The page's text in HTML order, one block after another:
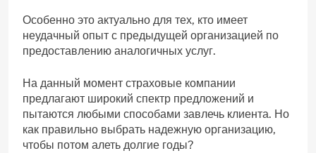
Особенно это актуально для тех, кто имеет
неудачный опыт с предыдущей организацией по
предоставлению аналогичных услуг.
На данный момент страховые компании
предлагают широкий спектр предложений и
пытаются любыми способами завлечь клиента. Но
как правильно выбрать надежную организацию,
чтобы потом алеть долгие годы?